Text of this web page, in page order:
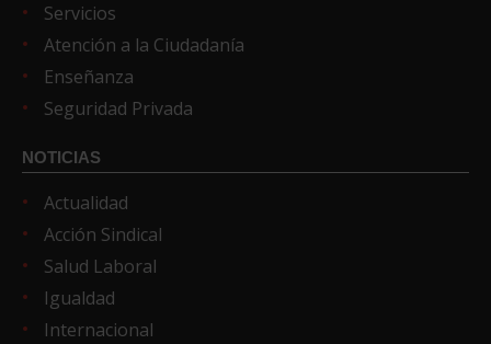
Servicios
Atención a la Ciudadanía
Enseñanza
Seguridad Privada
NOTICIAS
Actualidad
Acción Sindical
Salud Laboral
Igualdad
Internacional